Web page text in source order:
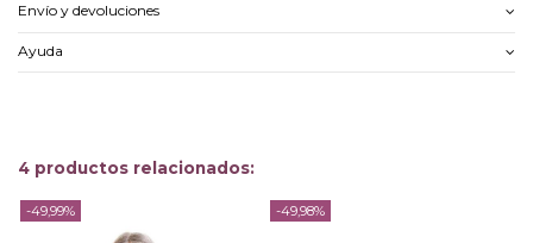
Envío y devoluciones
Ayuda
4 productos relacionados:
-49,99% -49,98%